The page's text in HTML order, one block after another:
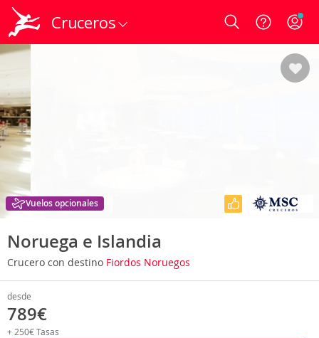
Cruceros Login
Vuelos opcionales
Noruega e Islandia
Crucero con destino Fiordos Noruegos
desde
789€
+ 250€ Tasas